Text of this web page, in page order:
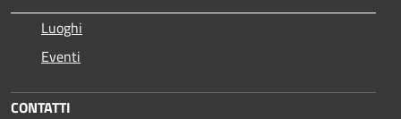
Luoghi
Eventi
CONTATTI